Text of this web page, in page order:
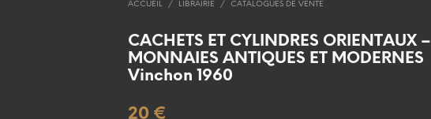
ACCUEIL / LIBRAIRIE / CATALOGUES DE VENTE
CACHETS ET CYLINDRES ORIENTAUX –
MONNAIES ANTIQUES ET MODERNES
Vinchon 1960
20 €